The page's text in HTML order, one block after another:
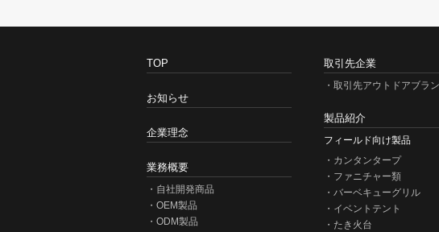
TOP
お知らせ
企業理念
業務概要
自社開発商品
OEM製品
ODM製品
取引先企業
取引先アウトドアブラ
製品紹介
フィールド向け製品
カンタンタープ
ファニチャー類
バーベキューグリル
イベントテント
たき火台